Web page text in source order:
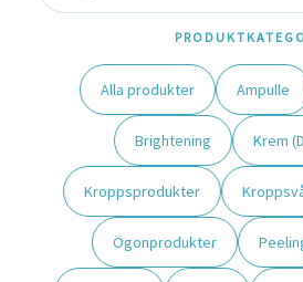
Alla produkter Ampulle
Brightening Krem
Kroppsprodukter
Ögonprodukter